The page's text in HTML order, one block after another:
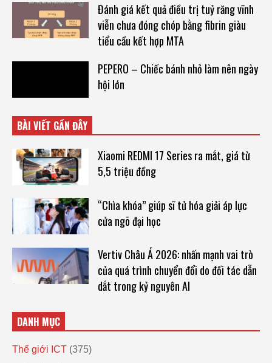
Đánh giá kết quả điều trị tuỷ răng vĩnh
viễn chưa đóng chóp bằng fibrin giàu
tiểu cầu kết hợp MTA
PEPERO – Chiếc bánh nhỏ làm nên ngày
hội lớn
BÀI VIẾT GẦN ĐÂY
Xiaomi REDMI 17 Series ra mắt, giá từ
5,5 triệu đồng
“Chìa khóa” giúp sĩ tử hóa giải áp lực
cửa ngõ đại học
Vertiv Châu Á 2026: nhấn mạnh vai trò
của quá trình chuyển đổi do đối tác dẫn
dắt trong kỷ nguyên AI
DANH MỤC
Thế giới ICT (375)